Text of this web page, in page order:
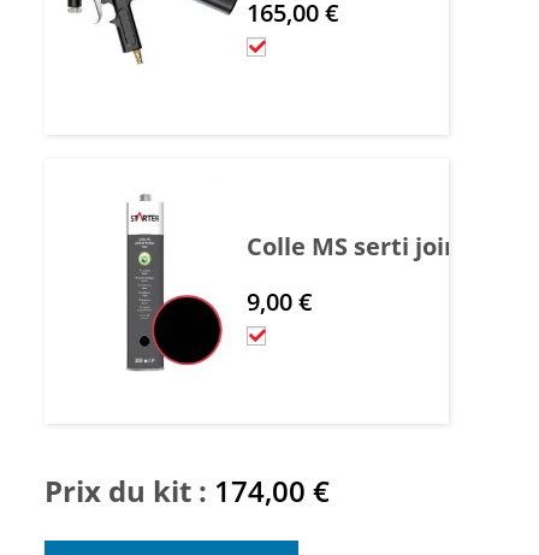
165,00€
Colle MS serti joint de
9,00€
Prix du kit : 174,00€